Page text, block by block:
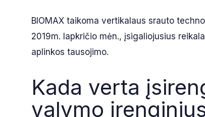
BIOMAX taikoma vertikalaus srauto
2019m. lapkričio mėn., įsigaliojusius
aplinkos tausojimo.
Kada verta
valymo